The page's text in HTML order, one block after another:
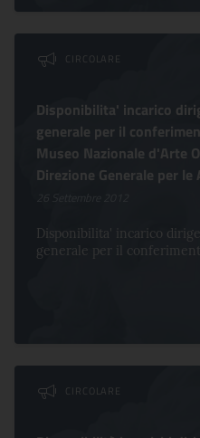
CIRCOLARE
Disponibilita' incarico
generale per il
Museo Nazionale d'Arte
Direzione Generale per
26 Settembre 2012
Disponibilita' incarico
generale per il
CIRCOLARE